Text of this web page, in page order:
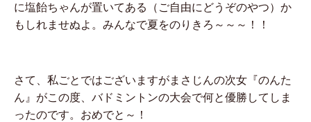
に塩飴ちゃんが置いてある（ご自由にどうぞのやつ）か
もしれませぬよ。みんなで夏をのりきろ～～～！！
さて、私ごとではございますがまさじんの次女『のんた
ん』がこの度、バドミントンの大会で何と優勝してしま
ったのです。おめでと～！